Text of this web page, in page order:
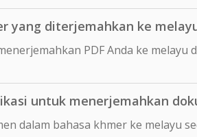
yang diterjemahkan ke
PDF Anda ke
untuk menerjemahkan
dalam bahasa khmer ke melayu